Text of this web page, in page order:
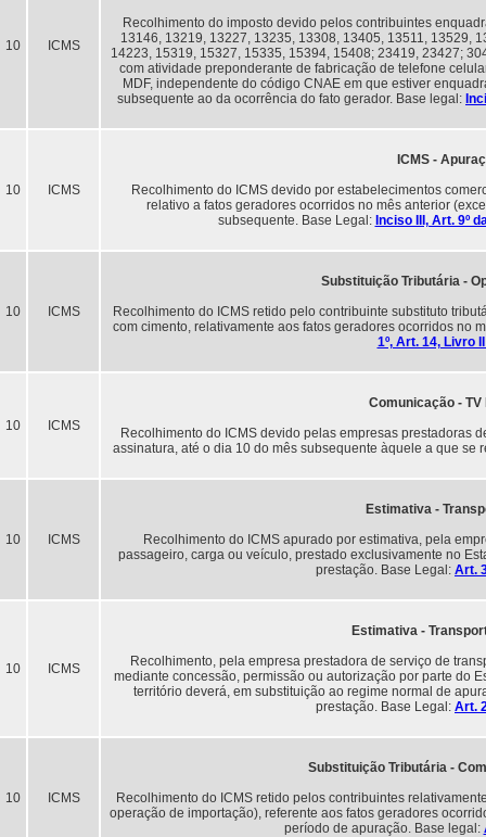
10 ICMS
Recolhimento do imposto devido pelos contribuintes
13146, 13219, 13227, 13235, 13308, 13405, 13511, 13529,
14223, 15319, 15327, 15335, 15394, 15408; 23419, 23427;
com atividade preponderante de fabricação de telefone
MDF, independente do código CNAE em que estiver
subsequente ao da ocorrência do fato gerador. Base legal:
10 ICMS
ICMS -
Recolhimento do ICMS devido por estabelecimentos
relativo a fatos geradores ocorridos no mês anterior
subsequente. Base Legal: Inciso III, Art. 9º
10 ICMS
Substituição Tributária -
Recolhimento do ICMS retido pelo contribuinte substituto
com cimento, relativamente aos fatos geradores ocorridos no
1º, Art. 14, Livro
10 ICMS
Comunicação -
Recolhimento do ICMS devido pelas empresas prestadoras
assinatura, até o dia 10 do mês subsequente àquele a que se
10 ICMS
Estimativa -
Recolhimento do ICMS apurado por estimativa, pela
passageiro, carga ou veículo, prestado exclusivamente no
prestação. Base Legal: Art.
10 ICMS
Estimativa -
Recolhimento, pela empresa prestadora de serviço de
mediante concessão, permissão ou autorização por parte do
território deverá, em substituição ao regime normal de
prestação. Base Legal: Art.
10 ICMS
Substituição Tributária -
Recolhimento do ICMS retido pelos contribuintes
operação de importação), referente aos fatos geradores
período de apuração. Base legal: